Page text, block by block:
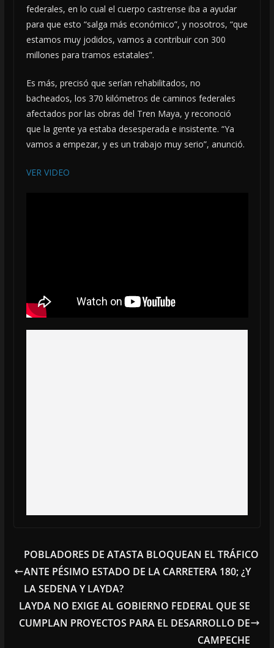
federales, en lo cual el cuerpo castrense iba a ayudar
para que esto “salga más económico”, y nosotros, “que
estamos muy jodidos, vamos a contribuir con 300
millones para tramos estatales”.
Es más, precisó que serían rehabilitados, no
bacheados, los 370 kilómetros de caminos federales
afectados por las obras del Tren Maya, y reconoció
que la gente ya estaba desesperada e insistente. “Ya
vamos a empezar, y es un trabajo muy serio”, anunció.
VER VIDEO
POBLADORES DE ATASTA BLOQUEAN EL TRÁFICO
ANTE PÉSIMO ESTADO DE LA CARRETERA 180; ¿Y
LA SEDENA Y LAYDA?
LAYDA NO EXIGE AL GOBIERNO FEDERAL QUE SE
CUMPLAN PROYECTOS PARA EL DESARROLLO DE
CAMPECHE